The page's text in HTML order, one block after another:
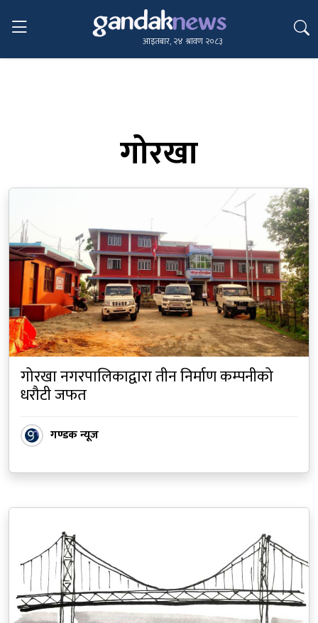
आइतबार, २४ श्रावण २०८३
गोरखा
गोरखा नगरपालिकाद्वारा तीन निर्माण कम्पनीको
धरौटी जफत
गण्डक न्यूज